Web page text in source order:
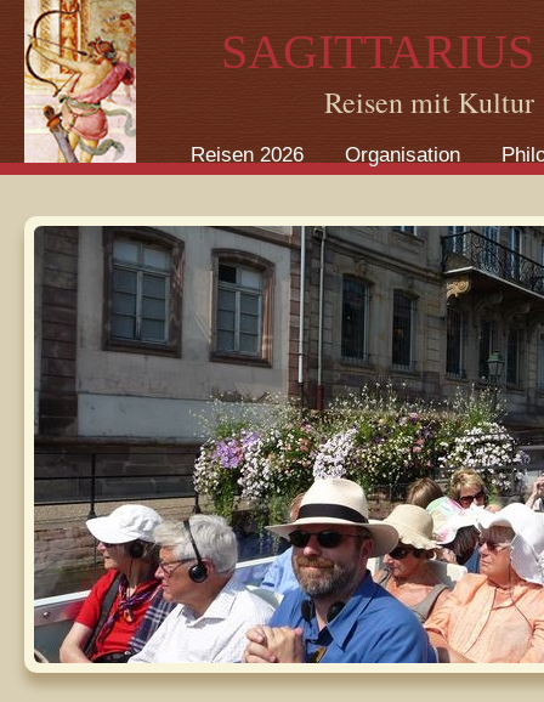
Direkt zum Inhalt
SAGITTARIUS
Reisen mit Kultur
Reisen 2026 Organisation